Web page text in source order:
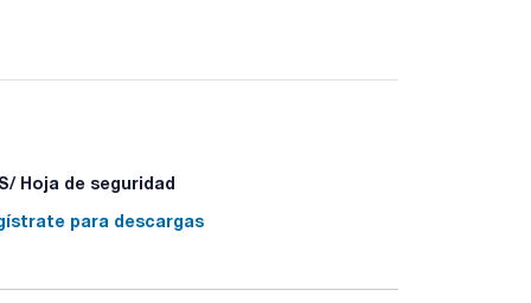
Hoja de seguridad
para descargas